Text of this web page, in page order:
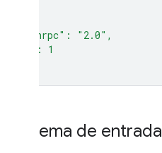
  "jsonrpc": "2.0",
  "id": 1
Esquema de entrada